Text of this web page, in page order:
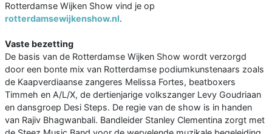
Rotterdamse Wijken Show vind je op
rotterdamsewijkenshow.nl.
Vaste bezetting
De basis van de Rotterdamse Wijken Show wordt verzorgd
door een bonte mix van Rotterdamse podiumkunstenaars zoals
de Kaapverdiaanse zangeres Melissa Fortes, beatboxers
Timmeh en A/L/X, de dertienjarige volkszanger Levy Goudriaan
en dansgroep Desi Steps. De regie van de show is in handen
van Rajiv Bhagwanbali. Bandleider Stanley Clementina zorgt met